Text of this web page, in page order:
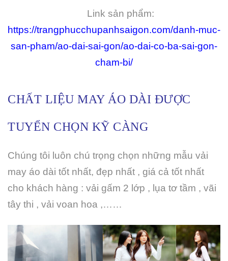
Link sản phẩm:
https://trangphucchupanhsaigon.com/danh-muc-
san-pham/ao-dai-sai-gon/ao-dai-co-ba-sai-gon-
cham-bi/
CHẤT LIỆU MAY ÁO DÀI ĐƯỢC
TUYỂN CHỌN KỸ CÀNG
Chúng tôi luôn chú trọng chọn những mẫu vải
may áo dài tốt nhất, đẹp nhất , giá cả tốt nhất
cho khách hàng : vải gấm 2 lớp , lụa tơ tầm , vãi
tây thi , vải voan hoa ,……